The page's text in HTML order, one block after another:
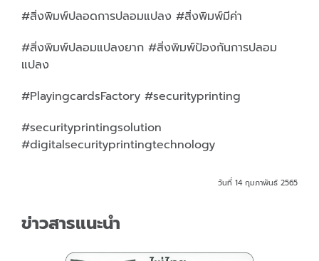
#สิ่งพิมพ์ปลอดการปลอมแปลง #สิ่งพิมพ์มีค่า
#สิ่งพิมพ์ปลอมแปลงยาก #สิ่งพิมพ์ป้องกันการปลอม
แปลง
#PlayingcardsFactory #securityprinting
#securityprintingsolution
#digitalsecurityprintingtechnology
วันที่ 14 กุมภาพันธ์ 2565
ข่าวสารแนะนำ